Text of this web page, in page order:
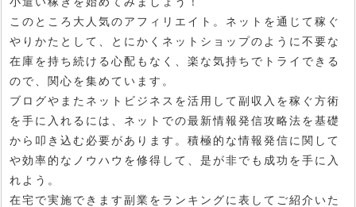
このところ大人気のアフィリエイト。ネットを通じて稼ぐ
やりかたとして、とにかくネットショップのように不要な
在庫を持ち続ける心配もなく、楽な気持ちでトライできる
ので、関心を集めています。
ブログやまたネットビジネスを活用して副収入を稼ぐ方術
を手に入れるには、ネットでの最新情報発信攻略法を基礎
から叩き込む必要があります。積極的な情報発信に関して
や効率的なノウハウを修得して、是が非でも成功を手に入
れよう。
在宅で実施できます副業をランキングに表してご紹介いた